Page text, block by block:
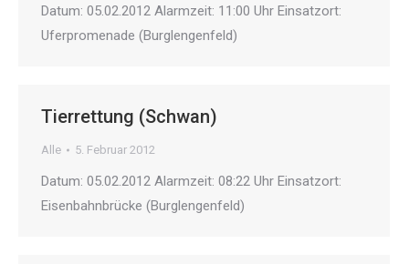
Datum: 05.02.2012 Alarmzeit: 11:00 Uhr Einsatzort:
Uferpromenade (Burglengenfeld)
Tierrettung (Schwan)
Alle 5. Februar 2012
Datum: 05.02.2012 Alarmzeit: 08:22 Uhr Einsatzort:
Eisenbahnbrücke (Burglengenfeld)